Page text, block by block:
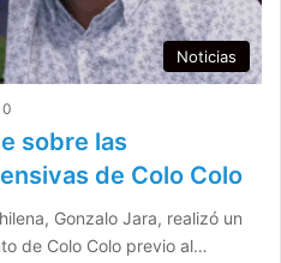
Noticias
0
sobre las
de Colo Colo
Gonzalo Jara, realizó un
de Colo Colo previo al…